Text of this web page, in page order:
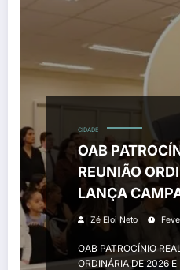
CIDADE
OAB
REUNIÃO
LANÇA
“SEGURANÇA
IMPORTA, SIM”
Zé Eloi Neto
OAB PATROCÍNIO
ORDINÁRIA DE 2026